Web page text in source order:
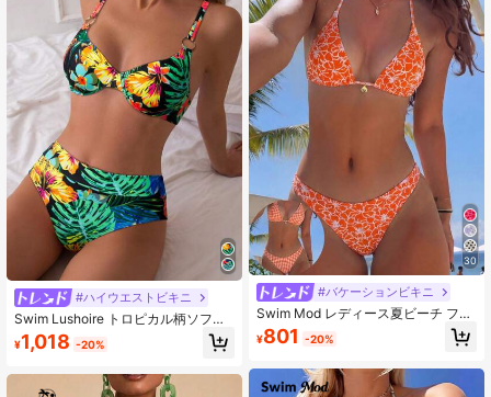
#ハイウエストビキニ
Swim Lushoire トロピカル柄ソフト
カップビキニセット、ビーチバケー
ション
¥1,018 -20%
30
#バケーションビキニ
Swim Mod レディース夏ビーチ フル
プリントホルターネック ファッショ
ンビキニ&トライアングルパンティ水
¥801 -20%